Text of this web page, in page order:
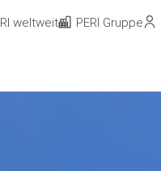
weltweit PERI Gruppe